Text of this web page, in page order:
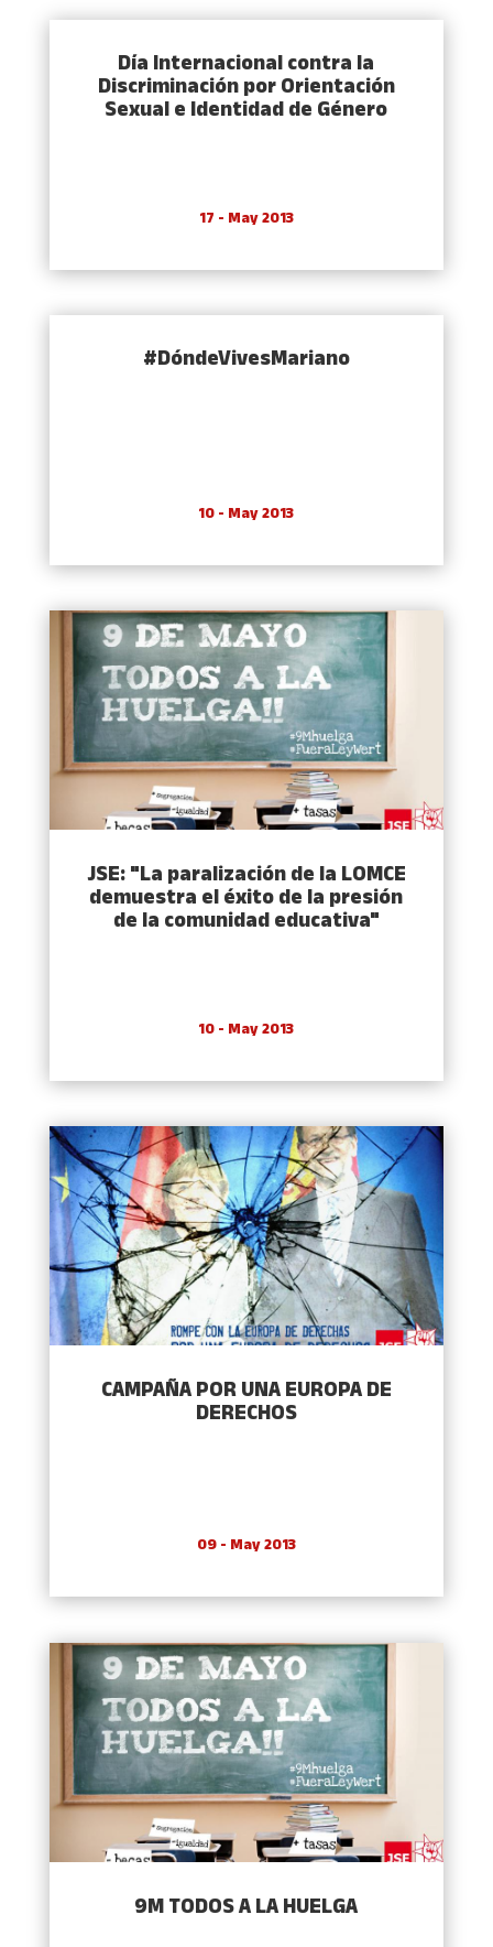
Dí­a Internacional contra la
Discriminación por Orientación
Sexual e Identidad de Género
17 - May 2013
#DóndeVivesMariano
10 - May 2013
JSE: "La paralización de la LOMCE
demuestra el éxito de la presión
de la comunidad educativa"
10 - May 2013
CAMPAÑA POR UNA EUROPA DE
DERECHOS
09 - May 2013
9M TODOS A LA HUELGA